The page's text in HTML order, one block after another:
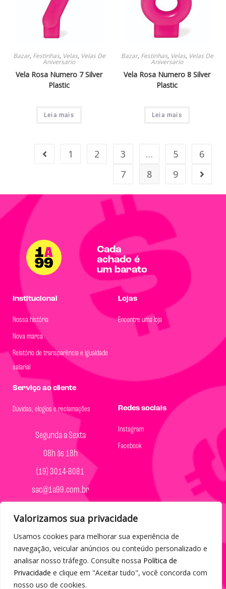
Valorizamos sua privacidade
Usamos cookies para melhorar sua experiência de
navegação, veicular anúncios ou conteúdo personalizado e
analisar nosso tráfego. Consulte nossa Política de
Privacidade e clique em "Aceitar tudo", você concorda com
nosso uso de cookies.
Bazar, Festinhas, Velas, Velas De
Aniversario
Vela Rosa Numero 7 Silver
Plastic
Leia mais
Bazar, Festinhas, Velas, Velas De
Aniversario
Vela Rosa Numero 8 Silver
Plastic
Leia mais
1 2 3 … 5
6
7
8 9
Cada
achado é
um barato
Institucional
Nossa história
Nova marca
Relatório de transparência e igualdade
salarial
Lojas
Encontre uma loja
Serviço ao cliente
Dúvidas, elogios e reclamações
Segunda a Sexta
08h às 18h
(19) 3014-8081
sac@1a99.com.br
Redes sociais
Instagram
Facebook
Formas de pagamento
Dinheiro e Pix